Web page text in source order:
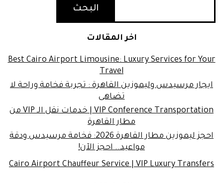
البحث
اخر المقالات
Best Cairo Airport Limousine: Luxury Services for Your
Travel
ايجار مرسيدس وليموزين القاهرة : تجربة فخامة وراحة لا
تضاهى
VIP Conference Transportation | خدمات نقل الـ VIP من
مطار القاهرة
احجز ليموزين مطار القاهرة 2026: فخامة مرسيدس ودقة
مواعيد.. احجز الآن!
Cairo Airport Chauffeur Service | VIP Luxury Transfers